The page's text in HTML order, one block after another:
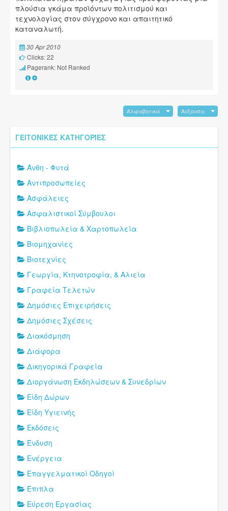
πλούσια γκάμα προϊόντων πολιτισμού και
τεχνολογίας στον σύγχρονο και απαιτητικό
καταναλωτή.
30 Apr 2010
Clicks: 22
Pagerank: Not Ranked
Αλφαβητικά Αύξουσα
ΓΕΙΤΟΝΙΚΈΣ ΚΑΤΗΓΟΡΊΕΣ
Άνθη - Φυτά
Αντιπροσωπείες
Ασφάλειες
Ασφαλιστικοί Σύμβουλοι
Βιβλιοπωλεία & Χαρτοπωλεία
Βιομηχανίες
Βιοτεχνίες
Γεωργία, Κτηνοτροφία, & Αλιεία
Γραφεία Τελετών
Δημόσιες Επιχειρήσεις
Δημόσιες Σχέσεις
Διακόσμηση
Διάφορα
Δικηγορικά Γραφεία
Διοργάνωση Εκδηλώσεων & Συνεδρίων
Είδη Δώρων
Είδη Υγιεινής
Εκδόσεις
Ένδυση
Ενέργεια
Επαγγελματικοί Οδηγοί
Έπιπλα
Εύρεση Εργασίας